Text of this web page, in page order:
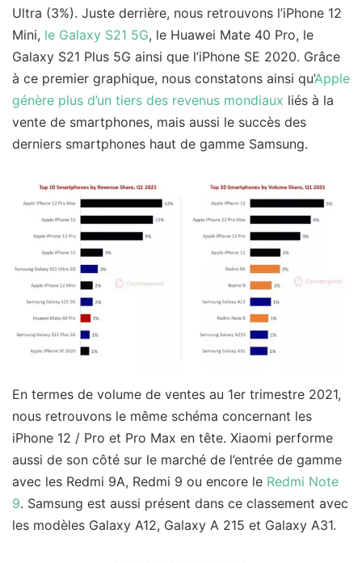
Ultra (3%). Juste derrière, nous retrouvons l’iPhone 12
Mini, le Galaxy S21 5G, le Huawei Mate 40 Pro, le
Galaxy S21 Plus 5G ainsi que l’iPhone SE 2020. Grâce
à ce premier graphique, nous constatons ainsi qu’Apple
génère plus d’un tiers des revenus mondiaux liés à la
vente de smartphones, mais aussi le succès des
derniers smartphones haut de gamme Samsung.
En termes de volume de ventes au 1er trimestre 2021,
nous retrouvons le même schéma concernant les
iPhone 12 / Pro et Pro Max en tête. Xiaomi performe
aussi de son côté sur le marché de l’entrée de gamme
avec les Redmi 9A, Redmi 9 ou encore le Redmi Note
9. Samsung est aussi présent dans ce classement avec
les modèles Galaxy A12, Galaxy A 215 et Galaxy A31.